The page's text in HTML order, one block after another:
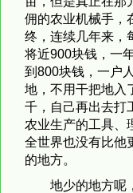
佣的农业机械手，
终，连续几年来，
将近900块钱，一
到800块钱，一户
地，不用干把地入
千，自己再出去打
农业生产的工具、
全世界也没有比他
的地方。
地少的地方呢